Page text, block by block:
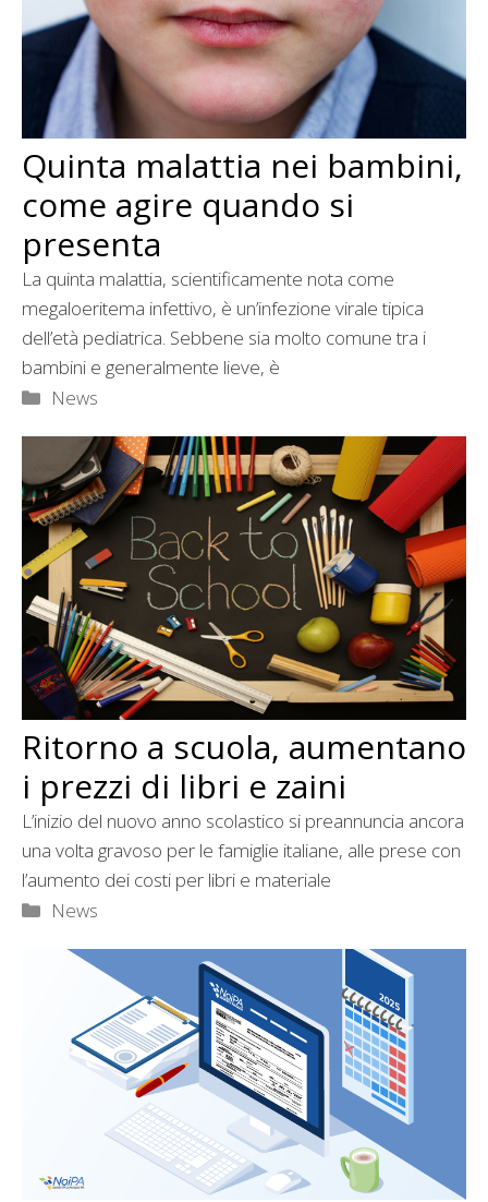
Quinta malattia nei bambini,
come agire quando si
presenta
La quinta malattia, scientificamente nota come
megaloeritema infettivo, è un’infezione virale tipica
dell’età pediatrica. Sebbene sia molto comune tra i
bambini e generalmente lieve, è
Categorie
News
Ritorno a scuola, aumentano
i prezzi di libri e zaini
L’inizio del nuovo anno scolastico si preannuncia ancora
una volta gravoso per le famiglie italiane, alle prese con
l’aumento dei costi per libri e materiale
Categorie
News